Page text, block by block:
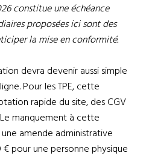
constitue une échéance
proposées ici sont des
la mise en conformité.
devra devenir aussi simple
Pour les TPE, cette
rapide du site, des CGV
manquement à cette
amende administrative
pour une personne physique